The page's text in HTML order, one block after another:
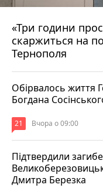
«Три години
скаржиться на
Тернополя
Вчора о 13:05
Обірвалось життя
Богдана
21 Вчора о 09:00
Підтвердили
Дмитра Березка